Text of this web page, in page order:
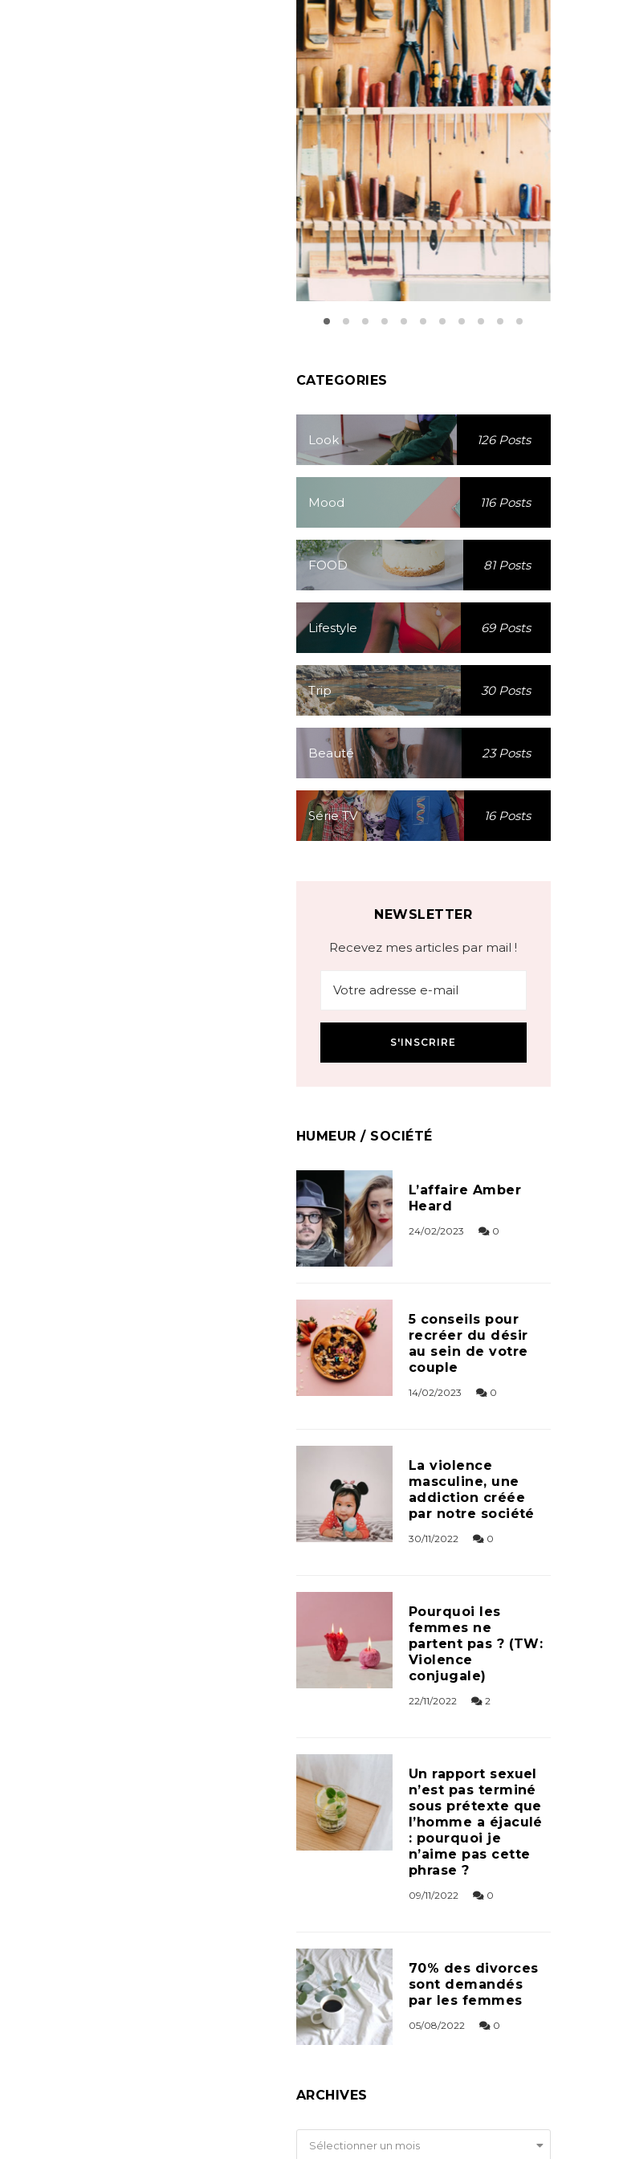
CATEGORIES
Look 126 Posts
Mood 116 Posts
FOOD 81 Posts
Lifestyle 69 Posts
Trip 30 Posts
Beauté 23 Posts
Série TV 16 Posts
NEWSLETTER
Recevez mes articles par mail !
HUMEUR / SOCIÉTÉ
L’affaire Amber
Heard
24/02/2023 0
5 conseils pour
recréer du désir
au sein de votre
couple
14/02/2023 0
La violence
masculine, une
addiction créée
par notre société
30/11/2022 0
Pourquoi les
femmes ne
partent pas ? (TW:
Violence
conjugale)
22/11/2022 2
Un rapport sexuel
n’est pas terminé
sous prétexte que
l’homme a éjaculé
: pourquoi je
n’aime pas cette
phrase ?
09/11/2022 0
70% des divorces
sont demandés
par les femmes
05/08/2022 0
ARCHIVES
Archives
Sélectionner un mois